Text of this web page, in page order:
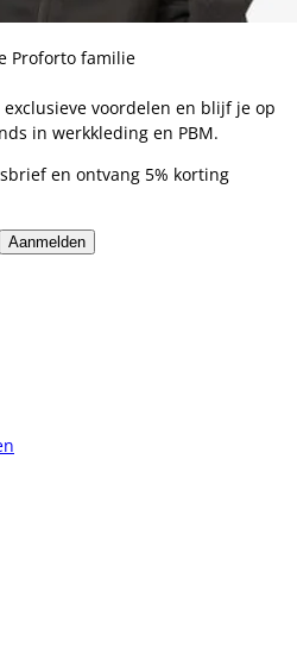
Proforto familie
voordelen en blijf je op
in werkkleding en PBM.
en ontvang 5% korting